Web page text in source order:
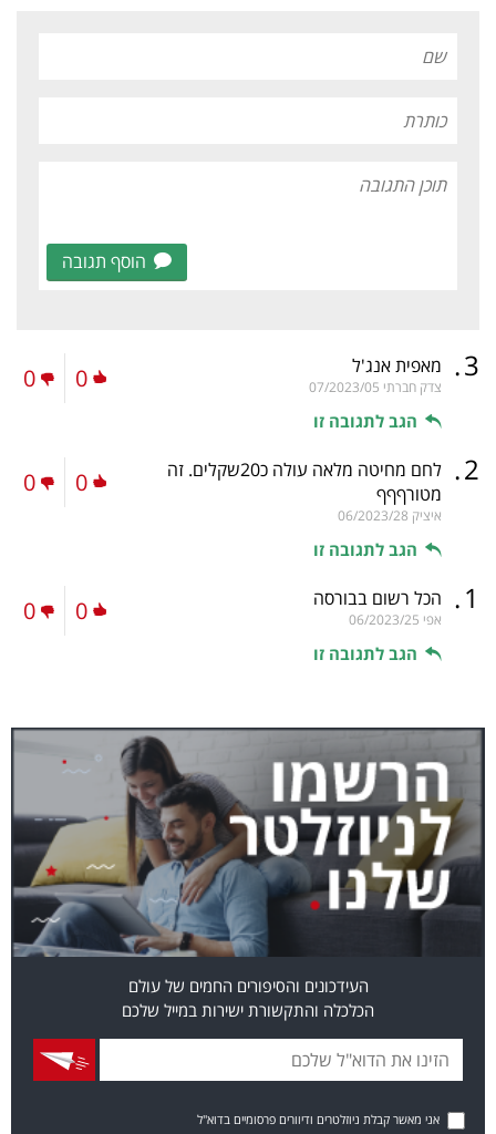
הוסף תגובה
3
. מאפית אנג'ל
צדק חברתי 07/2023/05
הגב לתגובה זו
0
0
2
.
לחם מחיטה מלאה עולה כ20שקלים. זה
מטורףףף
איציק 06/2023/28
הגב לתגובה זו
0
0
1
. הכל רשום בבורסה
אפי 06/2023/25
הגב לתגובה זו
0
0
העידכונים והסיפורים החמים של עולם
הכלכלה והתקשורת ישירות במייל שלכם
אני מאשר קבלת ניוזלטרים ודיוורים פרסומיים בדוא"ל